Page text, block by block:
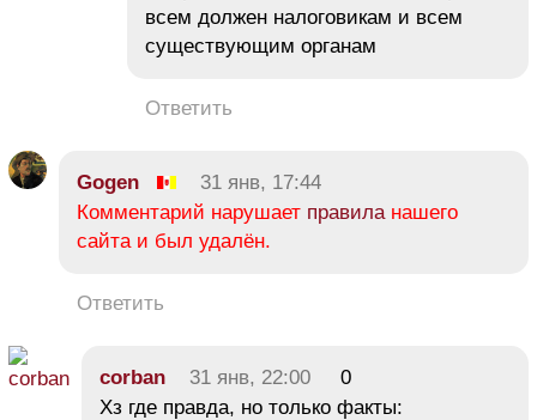
всем должен налоговикам и всем
существующим органам
Ответить
Gogen
31 янв, 17:44
Комментарий нарушает правила нашего
сайта и был удалён.
Ответить
corban 31 янв, 22:00
0
Хз где правда, но только факты: